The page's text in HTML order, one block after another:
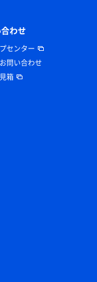
わせ
センター
問い合わせ
箱